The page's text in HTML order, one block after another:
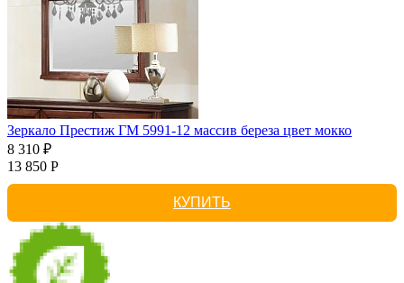
Зеркало Престиж ГМ 5991-12 массив береза цвет мокко
8 310 ₽
13 850 Р
КУПИТЬ